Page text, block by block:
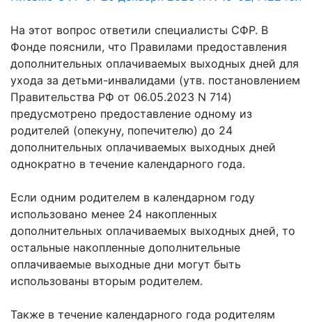
На этот вопрос ответили специалисты СФР. В
Фонде пояснили, что Правилами предоставления
дополнительных оплачиваемых выходных дней для
ухода за детьми-инвалидами (утв. постановлением
Правительства РФ от 06.05.2023 N 714)
предусмотрено предоставление одному из
родителей (опекуну, попечителю) до 24
дополнительных оплачиваемых выходных дней
однократно в течение календарного года.
Если одним родителем в календарном году
использовано менее 24 накопленных
дополнительных оплачиваемых выходных дней, то
остальные накопленные дополнительные
оплачиваемые выходные дни могут быть
использованы вторым родителем.
Также в течение календарного года родителям